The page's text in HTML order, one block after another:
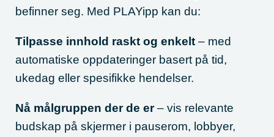
befinner seg. Med PLAYipp kan du:
Tilpasse innhold raskt og enkelt – med
automatiske oppdateringer basert på tid,
ukedag eller spesifikke hendelser.
Nå målgruppen der de er– vis relevante
budskap på skjermer i pauserom, lobbyer,